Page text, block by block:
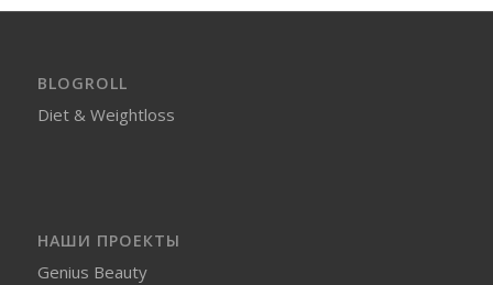
BLOGROLL
Diet & Weightloss
НАШИ ПРОЕКТЫ
Genius Beauty